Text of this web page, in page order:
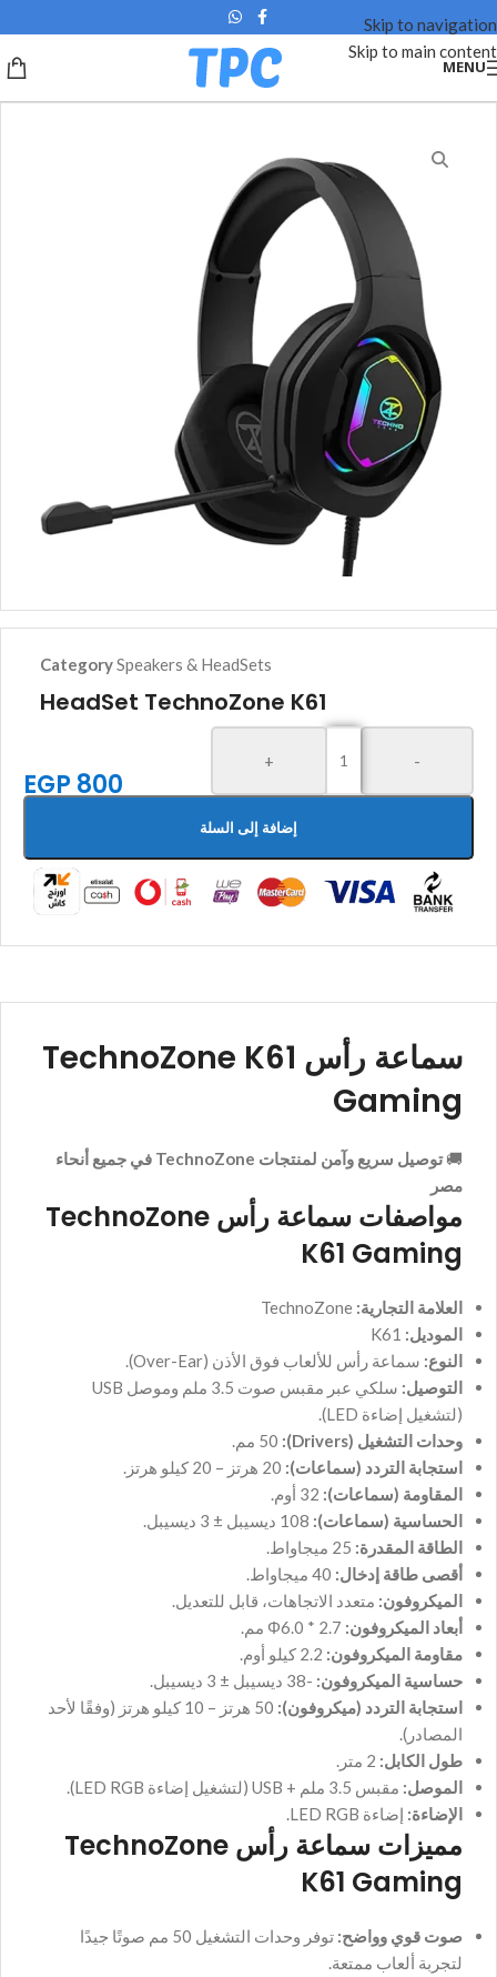
Skip to navigation
Skip to main content
MENU
CategorySpeakers & HeadSets
HeadSet TechnoZone K61
EGP 800
-
+
إضافة إلى السلة
سماعة رأس TechnoZone K61
Gaming
🚚
توصيل سريع وآمن لمنتجات TechnoZone في جميع أنحاء
مصر
مواصفات سماعة رأس TechnoZone
K61 Gaming
العلامة التجارية:
الموديل:
النوع: سماعة رأس للألعاب فوق الأذن (Over-Ear).
التوصيل:
سلكي عبر مقبس صوت 3.5 ملم وموصل USB
(لتشغيل إضاءة LED).
وحدات التشغيل (Drivers):
استجابة التردد (سماعات):
المقاومة (سماعات):
الحساسية (سماعات):
الطاقة المقدرة:
أقصى طاقة إدخال:
الميكروفون: متعدد الاتجاهات، قابل للتعديل.
أبعاد الميكروفون:
مقاومة الميكروفون:
حساسية الميكروفون: -38 ديسيبل ± 3 ديسيبل.
استجابة التردد (ميكروفون):
50 هرتز – 10 كيلو هرتز (وفقًا لأحد
المصادر).
طول الكابل:
الموصل: مقبس 3.5 ملم + USB (لتشغيل إضاءة LED RGB).
الإضاءة: إضاءة LED RGB.
مميزات سماعة رأس TechnoZone
K61 Gaming
صوت قوي وواضح:
توفر وحدات التشغيل 50 مم صوتًا جيدًا
لتجربة ألعاب ممتعة.